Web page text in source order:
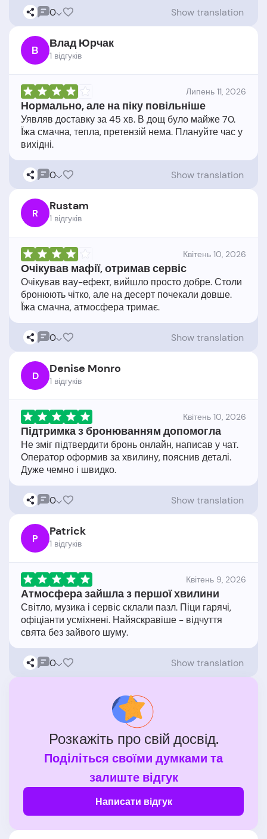
0 Show translation
В Влад Юрчак
1 відгукiв
Липень 11, 2026
Нормально, але на піку повільніше
Уявляв доставку за 45 хв. В дощ було майже 70.
Їжа смачна, тепла, претензій нема. Плануйте час у
0 Show translation
R Rustam
1 відгукiв
Квітень 10, 2026
Очікував мафії, отримав сервіс
Очікував вау-ефект, вийшло просто добре. Столи
бронюють чітко, але на десерт почекали довше.
0 Show translation
D Denise Monro
1 відгукiв
Квітень 10, 2026
Підтримка з бронюванням допомогла
Не зміг підтвердити бронь онлайн, написав у чат.
Оператор оформив за хвилину, пояснив деталі.
0 Show translation
P Patrick
1 відгукiв
Квітень 9, 2026
Атмосфера зайшла з першої хвилини
Світло, музика і сервіс склали пазл. Піци гарячі,
офіціанти усміхнені. Найяскравіше - відчуття
0 Show translation
Розкажіть про свій досвід.
Поділіться своїми думками та
залиште відгук
Написати відгук